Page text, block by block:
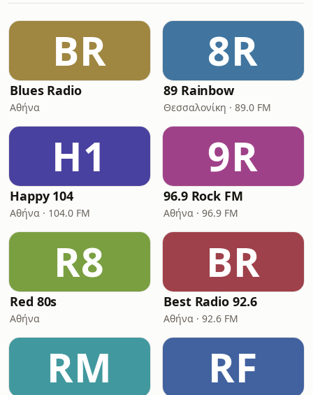
BR
Blues Radio
Αθήνα
8R
89 Rainbow
Θεσσαλονίκη · 89.0 FM
H1
Happy 104
Αθήνα · 104.0 FM
9R
96.9 Rock FM
Αθήνα · 96.9 FM
R8
Red 80s
Αθήνα
BR
Best Radio 92.6
Αθήνα · 92.6 FM
RM RF